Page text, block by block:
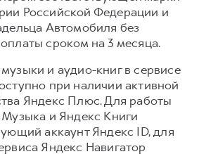
Российской Федерации и
Автомобиля без
сроком на 3 месяца.
и аудио-книг в сервисе
при наличии активной
Яндекс Плюс. Для работы
и Яндекс Книги
аккаунт Яндекс ID, для
Яндекс Навигатор